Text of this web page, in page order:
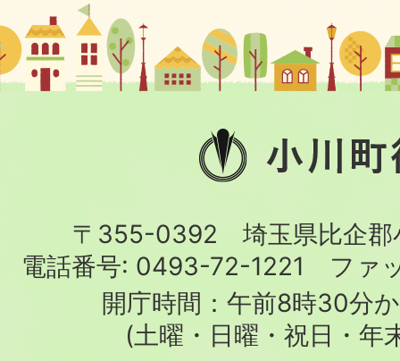
小
川
役
場
〒355-0392 埼玉県比企郡
電話番号: 0493-72-1221
ファ
開庁時間：午前8時30分
(土曜・日曜・祝日・年